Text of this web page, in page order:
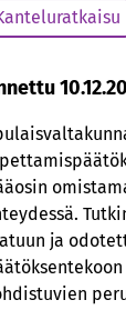
ja